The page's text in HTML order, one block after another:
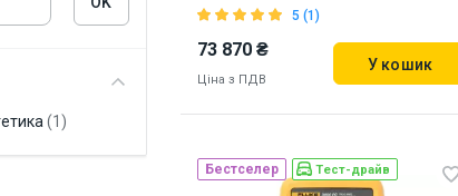
5 (1)
73 870 ₴
Ціна з ПДВ
У кошик
Бестселер Тест-драйв
(1)